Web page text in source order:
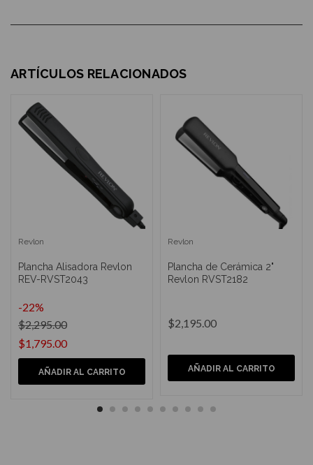
ARTÍCULOS RELACIONADOS
Revlon
Plancha Alisadora Revlon
REV-RVST2043
$1,795.00
$2,295.00
-22%
AÑADIR AL CARRITO
Revlon
Plancha de Cerámica 2"
Revlon RVST2182
$2,195.00
AÑADIR AL CARRITO